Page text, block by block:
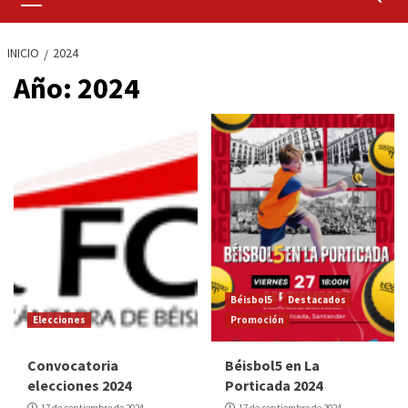
INICIO 2024
Año: 2024
Elecciones
Convocatoria
elecciones 2024
Béisbol5
Destacados
Promoción
Béisbol5 en La
Porticada 2024